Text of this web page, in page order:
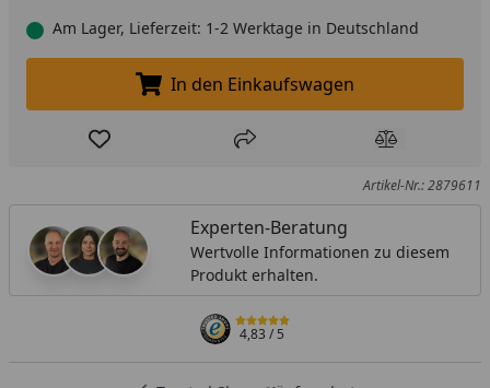
Am Lager, Lieferzeit: 1-2 Werktage in Deutschland
In den Einkaufswagen legen
In den Einkaufswagen
Produkt zur Wunschliste hinzufügen
Teilen Produkt
Artikel-Nr.: 2879611
Experten-Beratung
Wertvolle Informationen zu diesem
Produkt erhalten.
4,83/ 5